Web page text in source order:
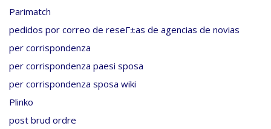
Parimatch
pedidos por correo de reseГ±as de agencias de novias
per corrispondenza
per corrispondenza paesi sposa
per corrispondenza sposa wiki
Plinko
post brud ordre